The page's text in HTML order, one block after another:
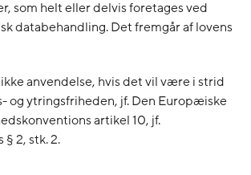
som helt eller delvis foretages ved
databehandling. Det fremgår af lovens
anvendelse, hvis det vil være i strid
og ytringsfriheden, jf. Den Europæiske
artikel 10, jf.
2, stk. 2.